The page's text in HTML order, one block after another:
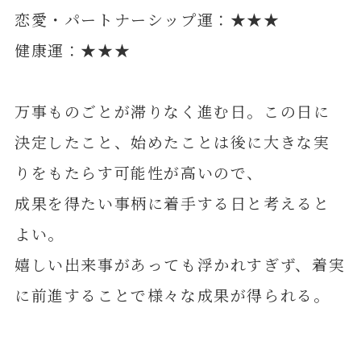
恋愛・パートナーシップ運：★★★
健康運：★★★
万事ものごとが滞りなく進む日。この日に
決定したこと、始めたことは後に大きな実
りをもたらす可能性が高いので、
成果を得たい事柄に着手する日と考えると
よい。
嬉しい出来事があっても浮かれすぎず、着実
に前進することで様々な成果が得られる。